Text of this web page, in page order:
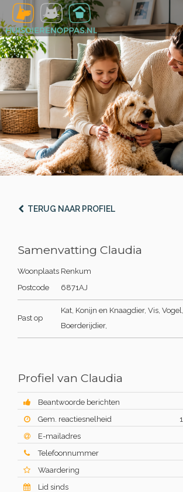
TERUG NAAR PROFIEL
Samenvatting Claudia
Woonplaats Renkum
Postcode
6871AJ
Past op
Kat, Konijn en Knaagdier, Vis,
Boerderijdier,
Profiel van Claudia
Beantwoorde berichten
Gem. reactiesnelheid
E-mailadres
Telefoonnummer
Waardering
Lid sinds